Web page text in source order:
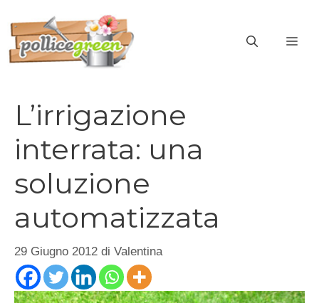
contenuto
L’irrigazione
interrata: una
soluzione
automatizzata
29 Giugno 2012 di Valentina